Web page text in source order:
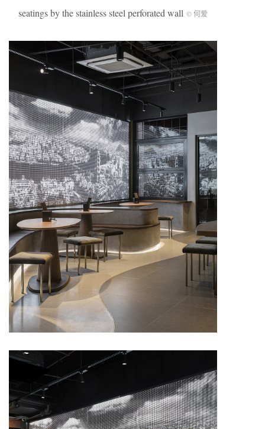
seatings by the stainless steel perforated wall © 何爱